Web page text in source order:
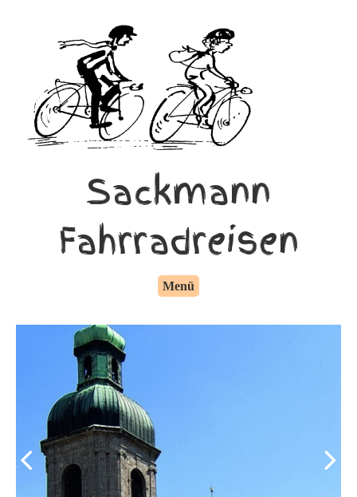
Sackmann
Fahrradreisen
Menü